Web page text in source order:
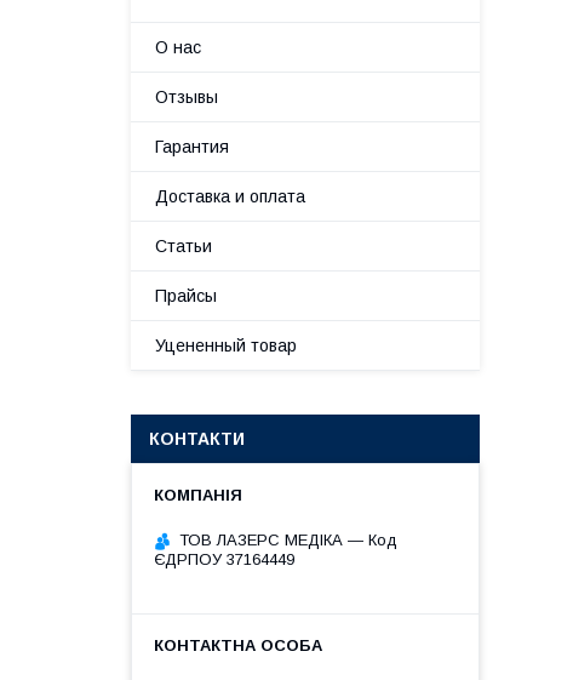
О нас
Отзывы
Гарантия
Доставка и оплата
Статьи
Прайсы
Уцененный товар
КОНТАКТИ
ТОВ ЛАЗЕРС МЕДІКА — Код
ЄДРПОУ 37164449